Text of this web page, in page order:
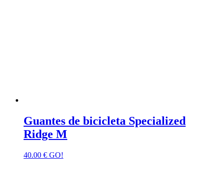
Guantes de bicicleta Specialized
Ridge M
40.00 € GO!